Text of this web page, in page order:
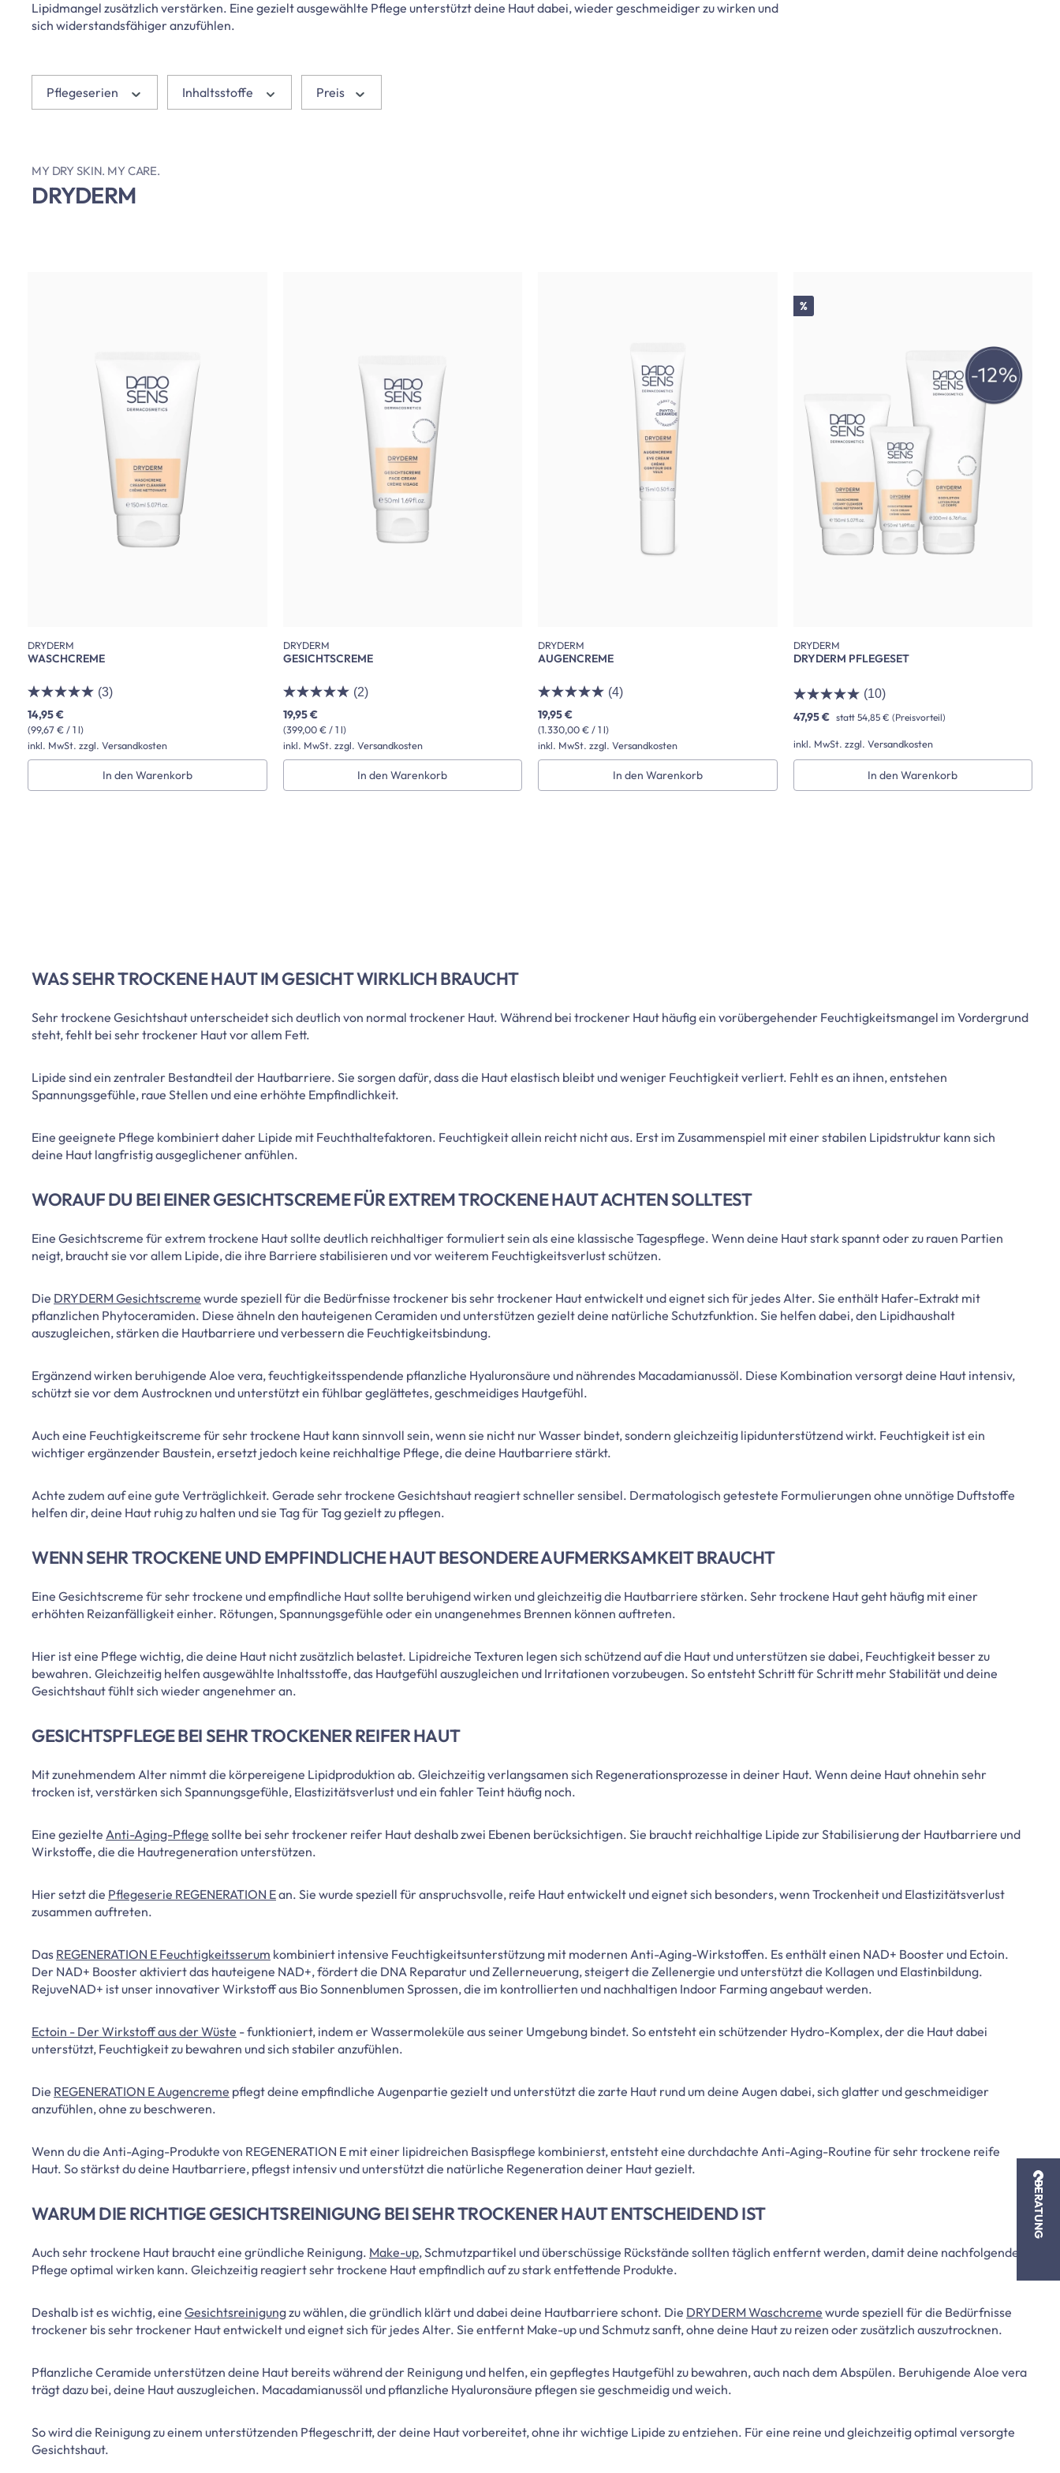
Lipidmangel zusätzlich verstärken. Eine gezielt ausgewählte Pflege unterstützt deine Haut dabei, wieder geschmeidiger zu wirken und
sich widerstandsfähiger anzufühlen.
Pflegeserien Inhaltsstoffe Preis
MY DRY SKIN. MY CARE.
DRYDERM
DRYDERM
WASCHCREME
(3)
(99,67 € / 1 l)
14,95 €
inkl. MwSt. zzgl. Versandkosten
In den Warenkorb
DRYDERM
GESICHTSCREME
(2)
(399,00 € / 1 l)
19,95 €
inkl. MwSt. zzgl. Versandkosten
In den Warenkorb
DRYDERM
AUGENCREME
(4)
(1.330,00 € / 1 l)
19,95 €
inkl. MwSt. zzgl. Versandkosten
In den Warenkorb
Rabatt
%
DRYDERM
DRYDERM PFLEGESET
(10)
47,95 € statt 54,85 € (Preisvorteil)
inkl. MwSt. zzgl. Versandkosten
In den Warenkorb
WAS SEHR TROCKENE HAUT IM GESICHT WIRKLICH BRAUCHT
Sehr trockene Gesichtshaut unterscheidet sich deutlich von normal trockener Haut. Während bei trockener Haut häufig ein vorübergehender Feuchtigkeitsmangel im Vordergrund
steht, fehlt bei sehr trockener Haut vor allem Fett.
Lipide sind ein zentraler Bestandteil der Hautbarriere. Sie sorgen dafür, dass die Haut elastisch bleibt und weniger Feuchtigkeit verliert. Fehlt es an ihnen, entstehen
Spannungsgefühle, raue Stellen und eine erhöhte Empfindlichkeit.
Eine geeignete Pflege kombiniert daher Lipide mit Feuchthaltefaktoren. Feuchtigkeit allein reicht nicht aus. Erst im Zusammenspiel mit einer stabilen Lipidstruktur kann sich
deine Haut langfristig ausgeglichener anfühlen.
WORAUF DU BEI EINER GESICHTSCREME FÜR EXTREM TROCKENE HAUT ACHTEN SOLLTEST
Eine Gesichtscreme für extrem trockene Haut sollte deutlich reichhaltiger formuliert sein als eine klassische Tagespflege. Wenn deine Haut stark spannt oder zu rauen Partien
neigt, braucht sie vor allem Lipide, die ihre Barriere stabilisieren und vor weiterem Feuchtigkeitsverlust schützen.
Die DRYDERM Gesichtscreme wurde speziell für die Bedürfnisse trockener bis sehr trockener Haut entwickelt und eignet sich für jedes Alter. Sie enthält Hafer-Extrakt mit
pflanzlichen Phytoceramiden. Diese ähneln den hauteigenen Ceramiden und unterstützen gezielt deine natürliche Schutzfunktion. Sie helfen dabei, den Lipidhaushalt
auszugleichen, stärken die Hautbarriere und verbessern die Feuchtigkeitsbindung.
Ergänzend wirken beruhigende Aloe vera, feuchtigkeitsspendende pflanzliche Hyaluronsäure und nährendes Macadamianussöl. Diese Kombination versorgt deine Haut intensiv,
schützt sie vor dem Austrocknen und unterstützt ein fühlbar geglättetes, geschmeidiges Hautgefühl.
Auch eine Feuchtigkeitscreme für sehr trockene Haut kann sinnvoll sein, wenn sie nicht nur Wasser bindet, sondern gleichzeitig lipidunterstützend wirkt. Feuchtigkeit ist ein
wichtiger ergänzender Baustein, ersetzt jedoch keine reichhaltige Pflege, die deine Hautbarriere stärkt.
Achte zudem auf eine gute Verträglichkeit. Gerade sehr trockene Gesichtshaut reagiert schneller sensibel. Dermatologisch getestete Formulierungen ohne unnötige Duftstoffe
helfen dir, deine Haut ruhig zu halten und sie Tag für Tag gezielt zu pflegen.
WENN SEHR TROCKENE UND EMPFINDLICHE HAUT BESONDERE AUFMERKSAMKEIT BRAUCHT
Eine Gesichtscreme für sehr trockene und empfindliche Haut sollte beruhigend wirken und gleichzeitig die Hautbarriere stärken. Sehr trockene Haut geht häufig mit einer
erhöhten Reizanfälligkeit einher. Rötungen, Spannungsgefühle oder ein unangenehmes Brennen können auftreten.
Hier ist eine Pflege wichtig, die deine Haut nicht zusätzlich belastet. Lipidreiche Texturen legen sich schützend auf die Haut und unterstützen sie dabei, Feuchtigkeit besser zu
bewahren. Gleichzeitig helfen ausgewählte Inhaltsstoffe, das Hautgefühl auszugleichen und Irritationen vorzubeugen. So entsteht Schritt für Schritt mehr Stabilität und deine
Gesichtshaut fühlt sich wieder angenehmer an.
GESICHTSPFLEGE BEI SEHR TROCKENER REIFER HAUT
Mit zunehmendem Alter nimmt die körpereigene Lipidproduktion ab. Gleichzeitig verlangsamen sich Regenerationsprozesse in deiner Haut. Wenn deine Haut ohnehin sehr
trocken ist, verstärken sich Spannungsgefühle, Elastizitätsverlust und ein fahler Teint häufig noch.
Eine gezielte Anti-Aging-Pflege sollte bei sehr trockener reifer Haut deshalb zwei Ebenen berücksichtigen. Sie braucht reichhaltige Lipide zur Stabilisierung der Hautbarriere und
Wirkstoffe, die die Hautregeneration unterstützen.
Hier setzt die Pflegeserie REGENERATION Ean. Sie wurde speziell für anspruchsvolle, reife Haut entwickelt und eignet sich besonders, wenn Trockenheit und Elastizitätsverlust
zusammen auftreten.
Das REGENERATION E Feuchtigkeitsserum kombiniert intensive Feuchtigkeitsunterstützung mit modernen Anti-Aging-Wirkstoffen. Es enthält einen NAD+ Booster und Ectoin.
Der NAD+ Booster aktiviert das hauteigene NAD+, fördert die DNA Reparatur und Zellerneuerung, steigert die Zellenergie und unterstützt die Kollagen und Elastinbildung.
RejuveNAD+ ist unser innovativer Wirkstoff aus Bio Sonnenblumen Sprossen, die im kontrollierten und nachhaltigen Indoor Farming angebaut werden.
Ectoin - Der Wirkstoff aus der Wüste - funktioniert, indem er Wassermoleküle aus seiner Umgebung bindet. So entsteht ein schützender Hydro-Komplex, der die Haut dabei
unterstützt, Feuchtigkeit zu bewahren und sich stabiler anzufühlen.
Die REGENERATION E Augencreme pflegt deine empfindliche Augenpartie gezielt und unterstützt die zarte Haut rund um deine Augen dabei, sich glatter und geschmeidiger
anzufühlen, ohne zu beschweren.
Wenn du die Anti-Aging-Produkte von REGENERATION E mit einer lipidreichen Basispflege kombinierst, entsteht eine durchdachte Anti-Aging-Routine für sehr trockene reife
Haut. So stärkst du deine Hautbarriere, pflegst intensiv und unterstützt die natürliche Regeneration deiner Haut gezielt.
WARUM DIE RICHTIGE GESICHTSREINIGUNG BEI SEHR TROCKENER HAUT ENTSCHEIDEND IST
Auch sehr trockene Haut braucht eine gründliche Reinigung. Make-up, Schmutzpartikel und überschüssige Rückstände sollten täglich entfernt werden, damit deine nachfolgende
Pflege optimal wirken kann. Gleichzeitig reagiert sehr trockene Haut empfindlich auf zu stark entfettende Produkte.
Deshalb ist es wichtig, eine Gesichtsreinigungzu wählen, die gründlich klärt und dabei deine Hautbarriere schont. Die DRYDERM Waschcreme wurde speziell für die Bedürfnisse
trockener bis sehr trockener Haut entwickelt und eignet sich für jedes Alter. Sie entfernt Make-up und Schmutz sanft, ohne deine Haut zu reizen oder zusätzlich auszutrocknen.
Pflanzliche Ceramide unterstützen deine Haut bereits während der Reinigung und helfen, ein gepflegtes Hautgefühl zu bewahren, auch nach dem Abspülen. Beruhigende Aloe vera
trägt dazu bei, deine Haut auszugleichen. Macadamianussöl und pflanzliche Hyaluronsäure pflegen sie geschmeidig und weich.
So wird die Reinigung zu einem unterstützenden Pflegeschritt, der deine Haut vorbereitet, ohne ihr wichtige Lipide zu entziehen. Für eine reine und gleichzeitig optimal versorgte
Gesichtshaut.
BERATUNG